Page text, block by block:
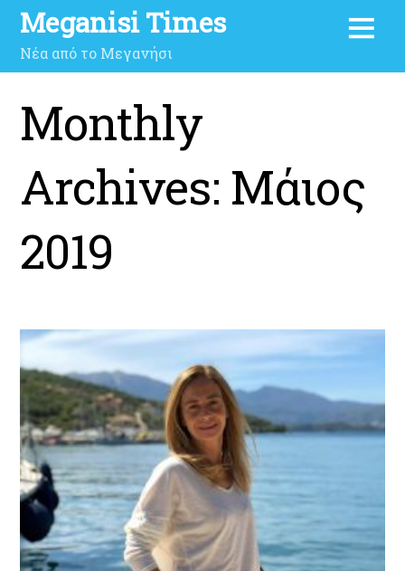
Meganisi Times
Νέα από το Μεγανήσι
Monthly
Archives: Μάιος
2019